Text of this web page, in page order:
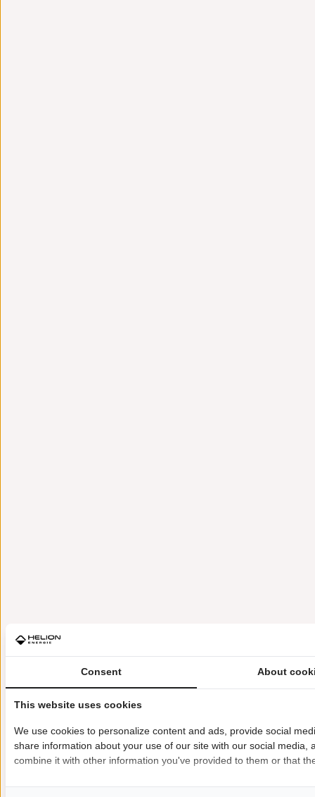
Consent About
This website uses cookies
We use cookies to personalize content and ads, provide social
share information about your use of our site with our social
combine it with other information you've provided to them or that